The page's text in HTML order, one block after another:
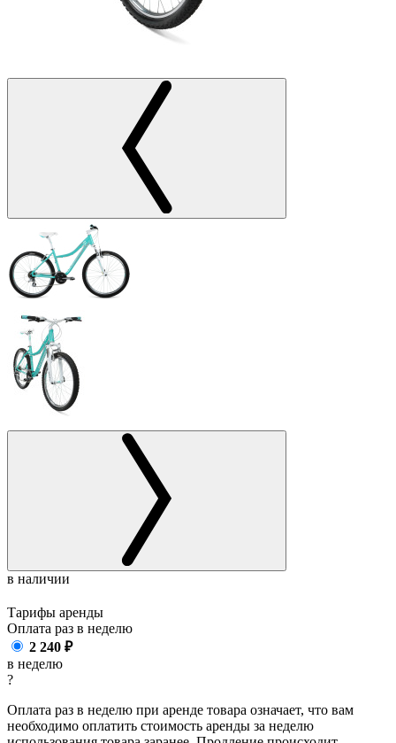
в наличии
Тарифы аренды
Оплата раз в неделю
2 240 ₽
в неделю
?
Оплата раз в неделю при аренде товара означает, что вам
необходимо оплатить стоимость аренды за неделю